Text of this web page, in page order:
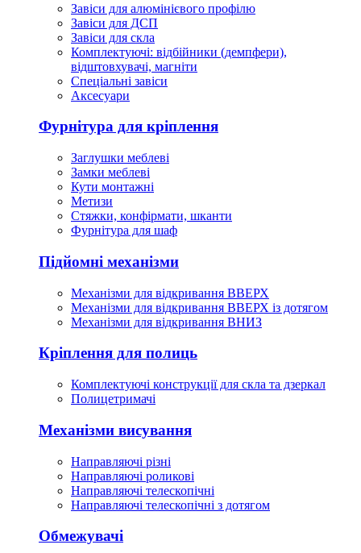
Завіси для алюмінієвого профілю
Завіси для ДСП
Завіси для скла
Комплектуючі: відбійники (демпфери),
відштовхувачі, магніти
Спеціальні завіси
Аксесуари
Фурнітура для кріплення
Заглушки меблеві
Замки меблеві
Кути монтажні
Метизи
Стяжки, конфірмати, шканти
Фурнітура для шаф
Підйомні механізми
Механізми для відкривання ВВЕРХ
Механізми для відкривання ВВЕРХ із дотягом
Механізми для відкривання ВНИЗ
Кріплення для полиць
Комплектуючі конструкції для скла та дзеркал
Полицетримачі
Механізми висування
Направляючі різні
Направляючі роликові
Направляючі телескопічні
Направляючі телескопічні з дотягом
Обмежувачі